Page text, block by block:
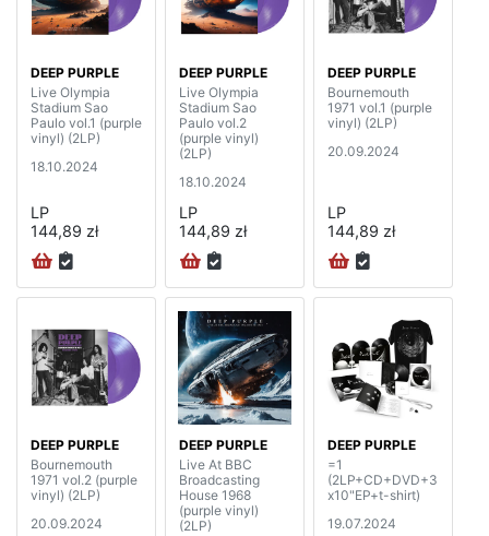
DEEP PURPLE
Live Olympia
Stadium Sao
Paulo vol.1 (purple
vinyl) (2LP)
18.10.2024
LP
144,89 zł
DEEP PURPLE
Live Olympia
Stadium Sao
Paulo vol.2
(purple vinyl)
(2LP)
18.10.2024
LP
144,89 zł
DEEP PURPLE
Bournemouth
1971 vol.1 (purple
vinyl) (2LP)
20.09.2024
LP
144,89 zł
DEEP PURPLE
Bournemouth
1971 vol.2 (purple
vinyl) (2LP)
20.09.2024
DEEP PURPLE
Live At BBC
Broadcasting
House 1968
(purple vinyl)
(2LP)
DEEP PURPLE
=1
(2LP+CD+DVD+3
x10"EP+t-shirt)
19.07.2024